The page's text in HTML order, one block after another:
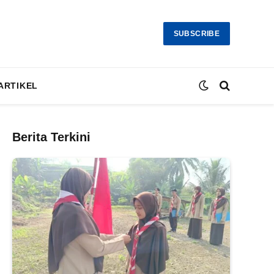
SUBSCRIBE
Berita Terkini